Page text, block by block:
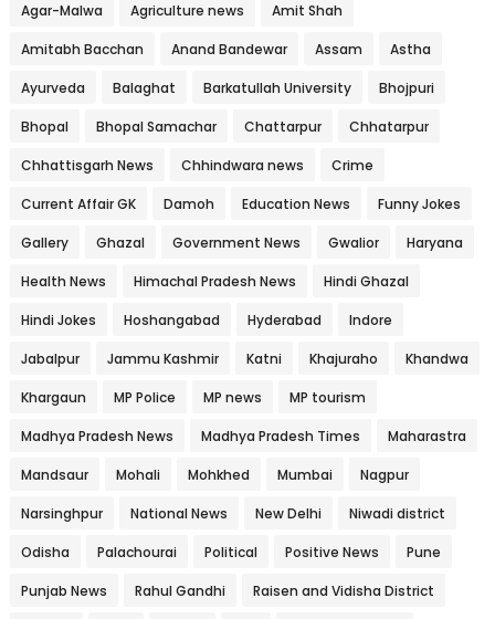
Agar-Malwa Agriculture news Amit Shah
Amitabh Bacchan Anand Bandewar Assam Astha
Ayurveda Balaghat Barkatullah University Bhojpuri
Bhopal Bhopal Samachar Chattarpur Chhatarpur
Chhattisgarh News Chhindwara news Crime
Current Affair GK Damoh Education News Funny Jokes
Gallery Ghazal Government News Gwalior Haryana
Health News Himachal Pradesh News Hindi Ghazal
Hindi Jokes Hoshangabad Hyderabad Indore
Jabalpur Jammu Kashmir Katni Khajuraho Khandwa
Khargaun MP Police MP news MP tourism
Madhya Pradesh News Madhya Pradesh Times Maharastra
Mandsaur Mohali Mohkhed Mumbai Nagpur
Narsinghpur National News New Delhi Niwadi district
Odisha Palachourai Political Positive News Pune
Punjab News Rahul Gandhi Raisen and Vidisha District